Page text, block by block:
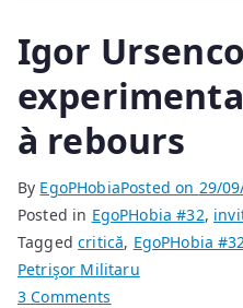
Igor
à rebours
By EgoPHobiaPosted on 29/
Posted in EgoPHobia #32,
Taggedcritică, EgoPHobia
Petrişor Militaru
3 Comments